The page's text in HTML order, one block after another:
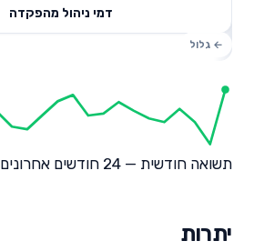
דמי ניהול מהפקדה
תשואה חודשית — 24 חודשים אחרונים
יתרות